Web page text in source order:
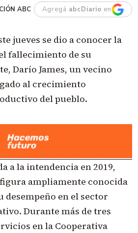
ABC Agregá abcDiario en
jueves se dio a conocer la
fallecimiento de su
Darío James, un vecino
al crecimiento
del pueblo.
a la intendencia en 2019,
ampliamente conocida
desempeño en el sector
Durante más de tres
en la Cooperativa